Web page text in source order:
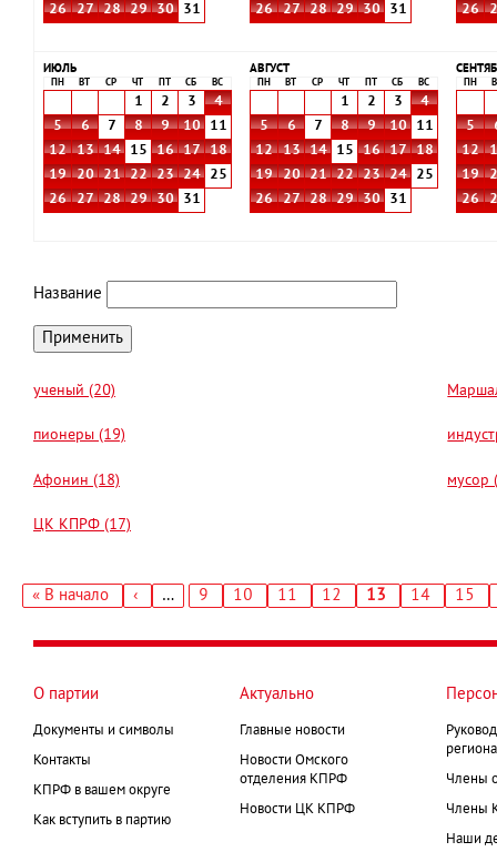
26
27 28 29 30 31
26
27 28 29 30 31
26
ИЮЛЬ
ПН ВТ СР ЧТ СБ ВС
1 2 3
4
5
6 7 8 9 10
11
12
13 14 15 16 17
18
19
20 21 22 23 24
25
26
27 28 29 30 31
АВГУСТ
ПН ВТ СР ЧТ СБ ВС
1 2 3
4
5
6 7 8 9 10
11
12
13 14 15 16 17
18
19
20 21 22 23 24
25
26
27 28 29 30 31
ПН
5
12
19
26
Название
ученый (20)
пионеры (19)
Афонин (18) мусор
ЦК КПРФ (17)
страниц
Первая
« В начало ←
‹ … Страница
9 Страница
10 Страница
11 Страница
12
Текущая
13 Страница
14 15
О партии
Документы и символы
Контакты
КПРФ в вашем округе
Как вступить в партию
Актуально
Главные новости
Новости Омского
отделения КПРФ
Новости ЦК КПРФ
Члены
Члены
Наши